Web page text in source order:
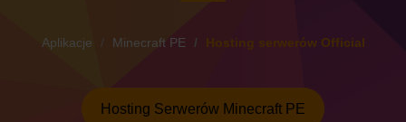
Aplikacje Minecraft PE Hosting serwerów Official
Hosting Serwerów Minecraft PE